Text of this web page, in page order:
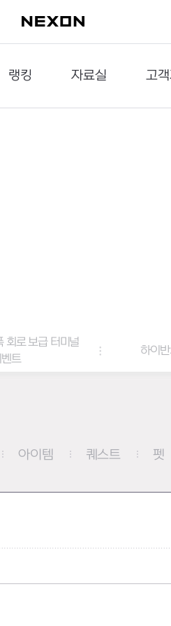
랭킹
던전랭킹
자료실
다운로드
고
문
하이반의 엑사스케일 패스
아이템 퀘스트 펫